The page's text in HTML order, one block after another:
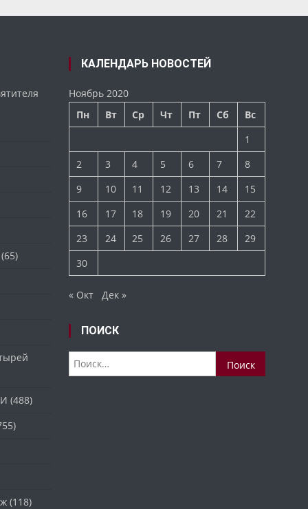
(65)
(488)
(118)
КАЛЕНДАРЬ НОВОСТЕЙ
Ноябрь 2020
Пн
Вт Ср Чт Пт Сб
Вс
1
2
3 4 5 6 7
8
9
10 11 12 13 14
15
16
17 18 19 20 21
22
23
24 25 26 27 28
29
30
« Окт Дек »
ПОИСК
Найти: